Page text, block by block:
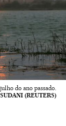
do ano passado.
(REUTERS)